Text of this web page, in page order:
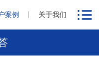
案例 关于我们